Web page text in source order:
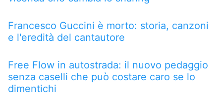
Francesco Guccini è morto: storia, canzoni
e l'eredità del cantautore
Free Flow in autostrada: il nuovo pedaggio
senza caselli che può costare caro se lo
dimentichi